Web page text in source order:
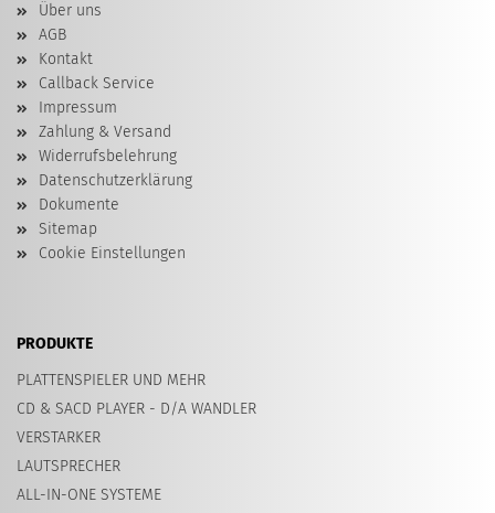
Über uns
AGB
Kontakt
Callback Service
Impressum
Zahlung & Versand
Widerrufsbelehrung
Datenschutzerklärung
Dokumente
Sitemap
Cookie Einstellungen
PRODUKTE
PLATTENSPIELER UND MEHR
CD & SACD PLAYER - D/A WANDLER
VERSTARKER
LAUTSPRECHER
ALL-IN-ONE SYSTEME